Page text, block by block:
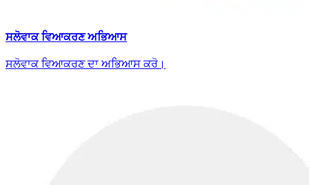
ਸਲੋਵਾਕ ਵਿਆਕਰਣ ਅਭਿਆਸ
ਸਲੋਵਾਕ ਵਿਆਕਰਣ ਦਾ ਅਭਿਆਸ ਕਰੋ।